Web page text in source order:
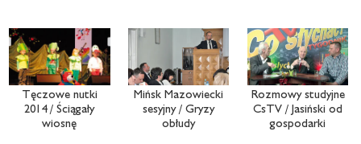
Tęczowe nutki
2014 / Ściągały
wiosnę
Mińsk Mazowiecki
sesyjny / Gryzy
obłudy
Rozmowy studyjne
CsTV / Jasiński od
gospodarki